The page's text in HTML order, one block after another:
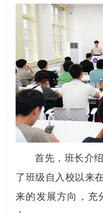
首先，班长介
了班级自入校以来
来的发展方向，充